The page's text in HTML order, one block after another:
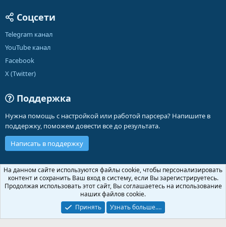
Соцсети
Telegram канал
YouTube канал
Facebook
X (Twitter)
Поддержка
Нужна помощь с настройкой или работой парсера? Напишите в
поддержку, поможем довести все до результата.
Написать в поддержку
Russian (RU)
Обратная связь
Условия и правила
Политика конфиденциальности
Помощь
Community platform by XenForo ® © 2010-2026 XenForo Ltd.
На данном сайте используются файлы cookie, чтобы персонализировать
контент и сохранить Ваш вход в систему, если Вы зарегистрируетесь.
Продолжая использовать этот сайт, Вы соглашаетесь на использование
наших файлов cookie.
Принять
Узнать больше.…